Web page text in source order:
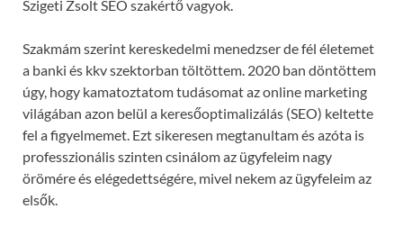
Szigeti Zsolt SEO szakértő vagyok.
Szakmám szerint kereskedelmi menedzser de fél életemet
a banki és kkv szektorban töltöttem. 2020 ban döntöttem
úgy, hogy kamatoztatom tudásomat az online marketing
világában azon belül a keresőoptimalizálás (SEO) keltette
fel a figyelmemet. Ezt sikeresen megtanultam és azóta is
professzionális szinten csinálom az ügyfeleim nagy
örömére és elégedettségére, mivel nekem az ügyfeleim az
elsők.